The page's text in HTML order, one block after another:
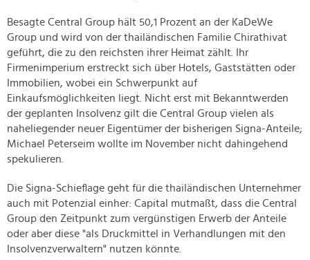
Besagte Central Group hält 50,1 Prozent an der KaDeWe
Group und wird von der thailändischen Familie Chirathivat
geführt, die zu den reichsten ihrer Heimat zählt. Ihr
Firmenimperium erstreckt sich über Hotels, Gaststätten oder
Immobilien, wobei ein Schwerpunkt auf
Einkaufsmöglichkeiten liegt. Nicht erst mit Bekanntwerden
der geplanten Insolvenz gilt die Central Group vielen als
naheliegender neuer Eigentümer der bisherigen Signa-Anteile;
Michael Peterseim wollte im November nicht dahingehend
spekulieren.
Die Signa-Schieflage geht für die thailändischen Unternehmer
auch mit Potenzial einher: Capital mutmaßt, dass die Central
Group den Zeitpunkt zum vergünstigen Erwerb der Anteile
oder aber diese "als Druckmittel in Verhandlungen mit den
Insolvenzverwaltern" nutzen könnte.